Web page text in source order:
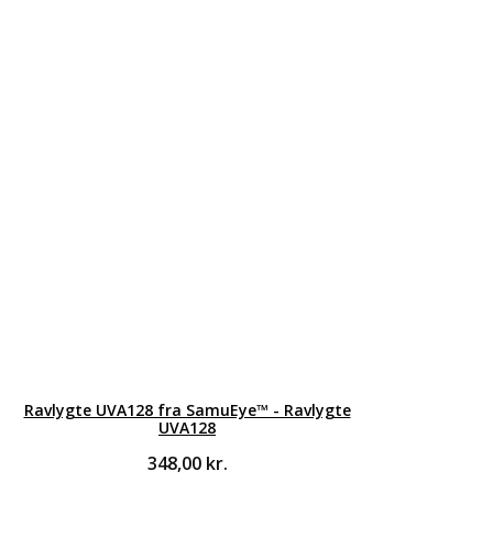
Ravlygte UVA128 fra SamuEye™ - Ravlygte
UVA128
348,00 kr.